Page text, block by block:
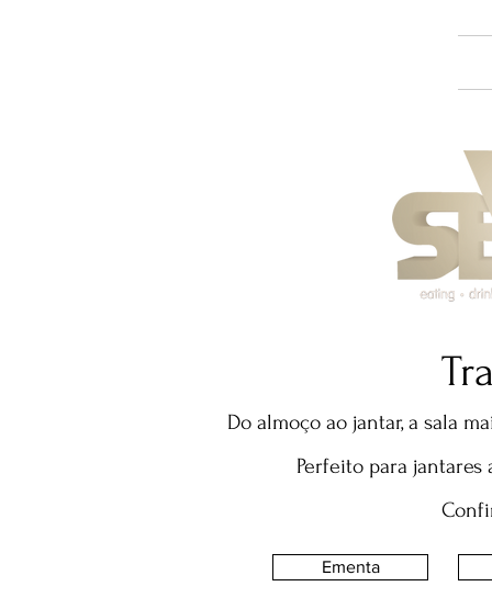
Do almoço ao jantar, a sala
Perfeito para jantares
Ementa